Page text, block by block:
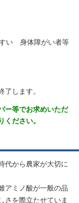
い 身体障がい者等
します。
ー等でお求めいただ
ださい。
代から農家が大切に
アミノ酸が一般の品
さを際立たせていま